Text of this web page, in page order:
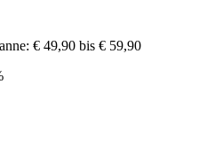
€ 49,90 bis € 59,90